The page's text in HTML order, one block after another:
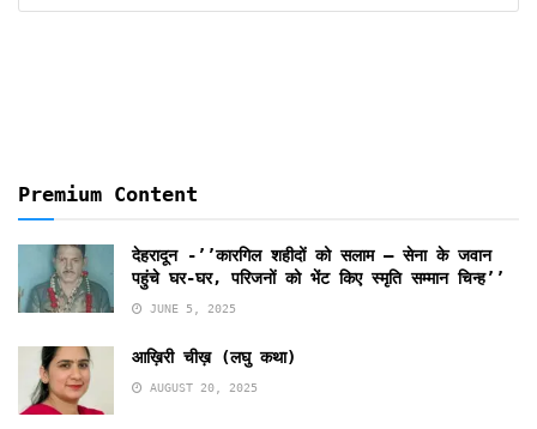
Premium Content
देहरादून -’’कारगिल शहीदों को सलाम – सेना के जवान
पहुंचे घर-घर, परिजनों को भेंट किए स्मृति सम्मान चिन्ह’’
JUNE 5, 2025
आख़िरी चीख़ (लघु कथा)
AUGUST 20, 2025